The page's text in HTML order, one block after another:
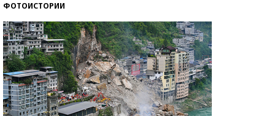
ФОТОИСТОРИИ